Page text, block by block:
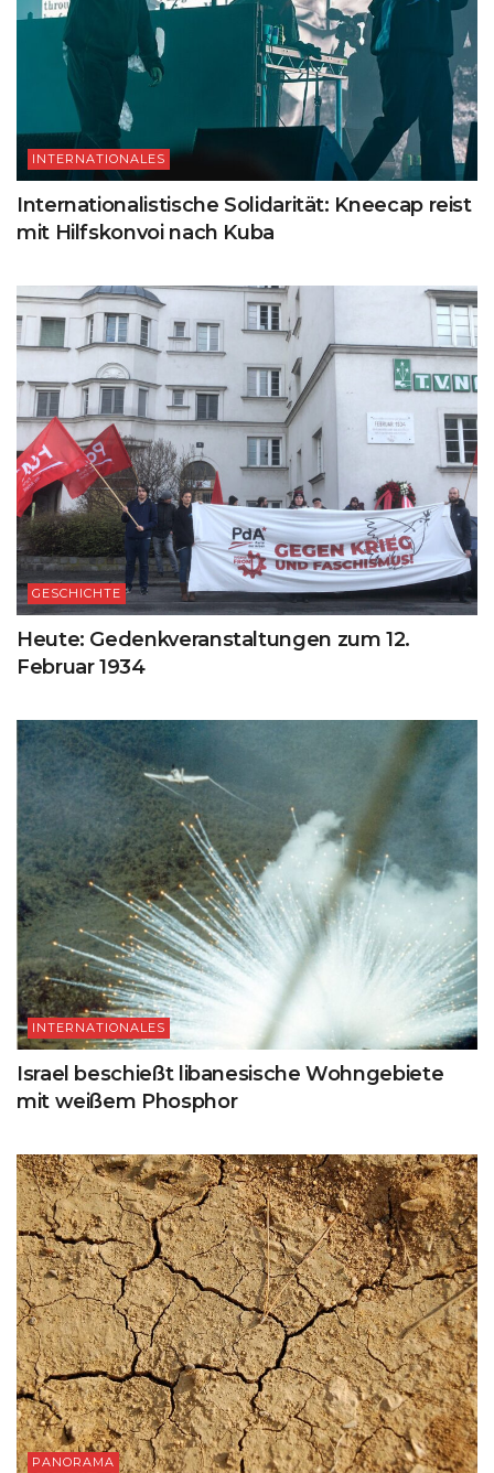
INTERNATIONALES
Internationalistische Solidarität: Kneecap reist
mit Hilfskonvoi nach Kuba
GESCHICHTE
Heute: Gedenkveranstaltungen zum 12.
Februar 1934
INTERNATIONALES
Israel beschießt libanesische Wohngebiete
mit weißem Phosphor
PANORAMA